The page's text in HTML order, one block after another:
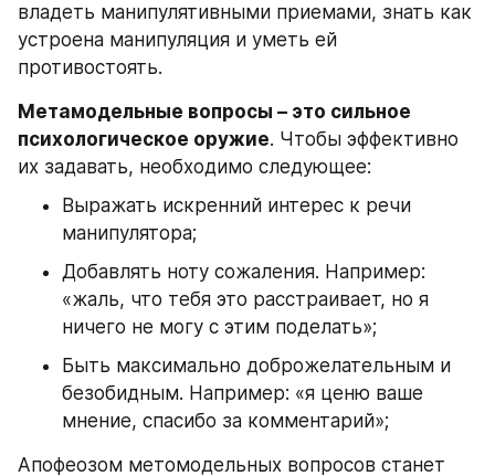
владеть манипулятивными приемами, знать как
устроена манипуляция и уметь ей
противостоять.
Метамодельные вопросы – это сильное
психологическое оружие. Чтобы эффективно
их задавать, необходимо следующее:
Выражать искренний интерес к речи
манипулятора;
Добавлять ноту сожаления. Например:
«жаль, что тебя это расстраивает, но я
ничего не могу с этим поделать»;
Быть максимально доброжелательным и
безобидным. Например: «я ценю ваше
мнение, спасибо за комментарий»;